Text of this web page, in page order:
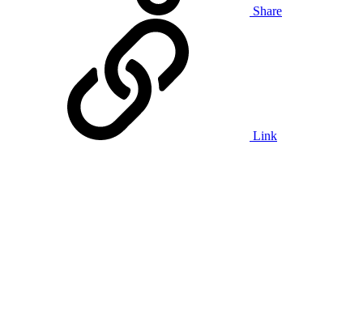
Share
Link